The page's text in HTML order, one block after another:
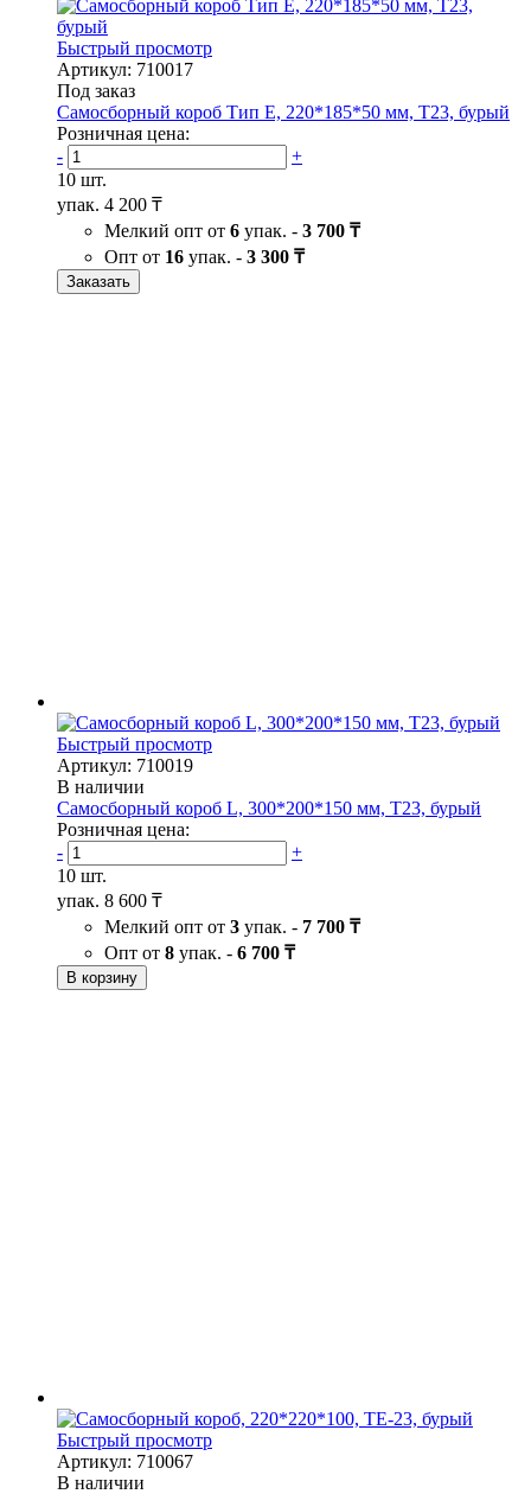
Быстрый просмотр
Артикул: 710017
Под заказ
Самосборный короб Тип Е, 220*185*50 мм, Т23, бурый
Розничная цена:
-
+
10 шт.
упак. 4 200 ₸
Мелкий опт от 6 упак. - 3 700 ₸
Опт от 16 упак. - 3 300 ₸
Заказать
Быстрый просмотр
Артикул: 710019
В наличии
Самосборный короб L, 300*200*150 мм, Т23, бурый
Розничная цена:
-
+
10 шт.
упак. 8 600 ₸
Мелкий опт от 3 упак. - 7 700 ₸
Опт от 8 упак. - 6 700 ₸
В корзину
Быстрый просмотр
Артикул: 710067
В наличии